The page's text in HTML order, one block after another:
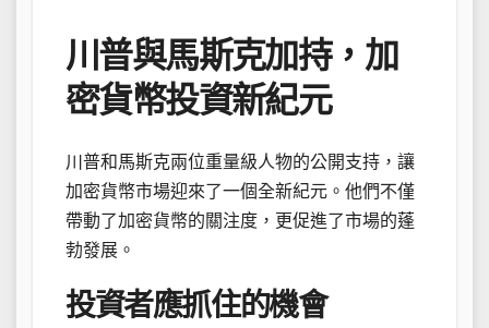
川普與馬斯克加持，加
密貨幣投資新紀元
川普和馬斯克兩位重量級人物的公開支持，讓
加密貨幣市場迎來了一個全新紀元。他們不僅
帶動了加密貨幣的關注度，更促進了市場的蓬
勃發展。
投資者應抓住的機會